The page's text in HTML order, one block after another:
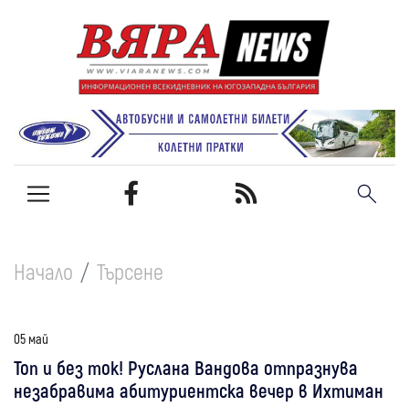
Начало Търсене
05 май
Топ и без ток! Руслана Вандова отпразнува
незабравима абитуриентска вечер в Ихтиман